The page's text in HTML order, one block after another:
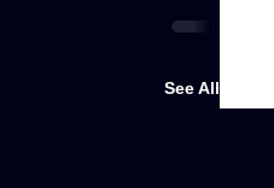
See All